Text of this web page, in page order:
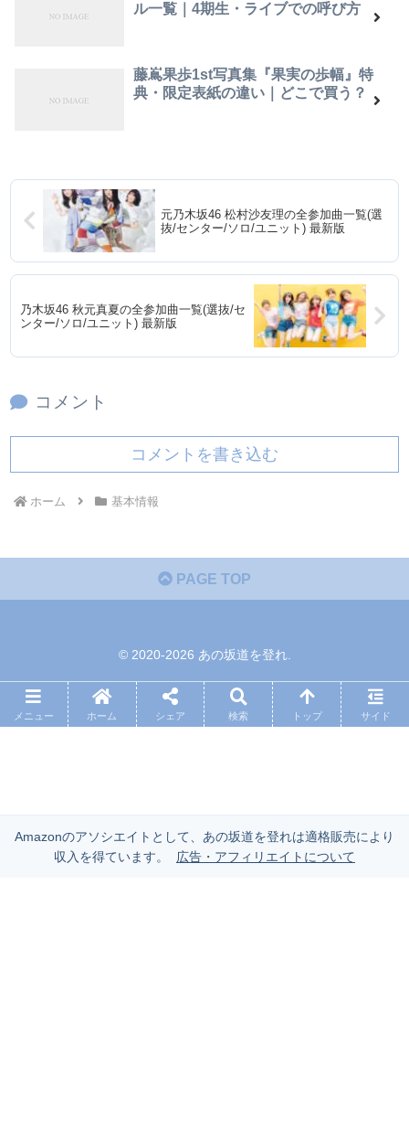
ル一覧｜4期生・ライブでの呼び方
藤嶌果歩1st写真集『果実の歩幅』特
典・限定表紙の違い｜どこで買う？
元乃木坂46 松村沙友理の全参加曲一覧(選
抜/センター/ソロ/ユニット) 最新版
乃木坂46 秋元真夏の全参加曲一覧(選抜/セ
ンター/ソロ/ユニット) 最新版
コメント
コメントを書き込む
ホーム 基本情報
PAGE TOP
© 2020-2026 あの坂道を登れ.
メニュー ホーム シェア 検索 トップ サイド
Amazonのアソシエイトとして、あの坂道を登れは適格販売により
収入を得ています。
広告・アフィリエイトについて